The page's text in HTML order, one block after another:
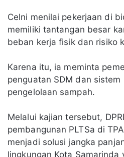
Celni menilai pekerjaan di
memiliki tantangan besar
beban kerja fisik dan risiko
Karena itu, ia meminta
penguatan SDM dan
pengelolaan sampah.
Melalui kajian tersebut,
pembangunan PLTSa di
menjadi solusi jangka
lingkungan Kota